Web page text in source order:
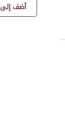
أضف إلى